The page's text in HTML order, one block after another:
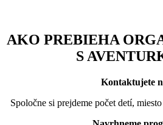
AKO PREBIEHA
S
Kontaktujete
Spoločne si prejdeme počet detí,